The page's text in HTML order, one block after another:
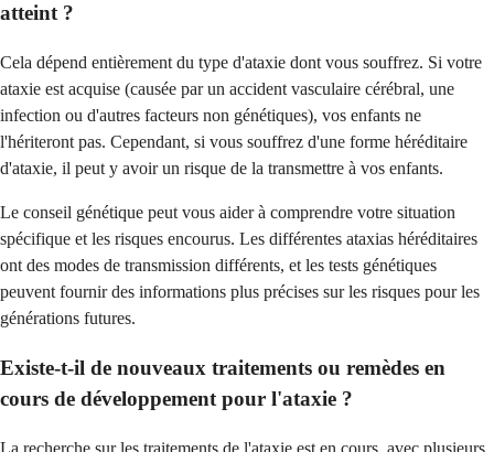
atteint ?
Cela dépend entièrement du type d'ataxie dont vous souffrez. Si votre
ataxie est acquise (causée par un accident vasculaire cérébral, une
infection ou d'autres facteurs non génétiques), vos enfants ne
l'hériteront pas. Cependant, si vous souffrez d'une forme héréditaire
d'ataxie, il peut y avoir un risque de la transmettre à vos enfants.
Le conseil génétique peut vous aider à comprendre votre situation
spécifique et les risques encourus. Les différentes ataxias héréditaires
ont des modes de transmission différents, et les tests génétiques
peuvent fournir des informations plus précises sur les risques pour les
générations futures.
Existe-t-il de nouveaux traitements ou remèdes en
cours de développement pour l'ataxie ?
La recherche sur les traitements de l'ataxie est en cours, avec plusieurs